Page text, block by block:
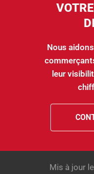
Nous
leur
Mis à jour